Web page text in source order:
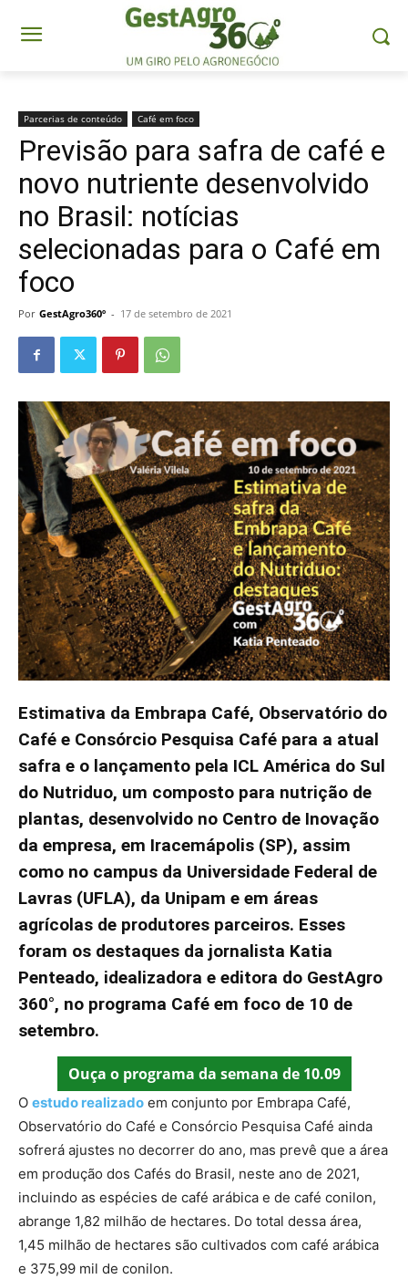
Parcerias de conteúdo Café em foco
Previsão para safra de café e
novo nutriente desenvolvido
no Brasil: notícias
selecionadas para o Café em
foco
Por GestAgro360º - 17 de setembro de 2021
Estimativa da Embrapa Café, Observatório do
Café e Consórcio Pesquisa Café para a atual
safra e o lançamento pela ICL América do Sul
do Nutriduo, um composto para nutrição de
plantas, desenvolvido no Centro de Inovação
da empresa, em Iracemápolis (SP), assim
como no campus da Universidade Federal de
Lavras (UFLA), da Unipam e em áreas
agrícolas de produtores parceiros. Esses
foram os destaques da jornalista Katia
Penteado, idealizadora e editora do GestAgro
360°, no programa Café em foco de 10 de
setembro.
Ouça o programa da semana de 10.09
O estudo realizado em conjunto por Embrapa Café,
Observatório do Café e Consórcio Pesquisa Café ainda
sofrerá ajustes no decorrer do ano, mas prevê que a área
em produção dos Cafés do Brasil, neste ano de 2021,
incluindo as espécies de café arábica e de café conilon,
abrange 1,82 milhão de hectares. Do total dessa área,
1,45 milhão de hectares são cultivados com café arábica
e 375,99 mil de conilon.